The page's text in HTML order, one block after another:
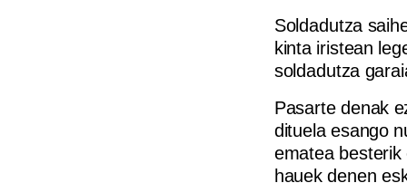
Soldadutza
kinta iristean
soldadutza
Pasarte denak
dituela esango
ematea
hauek denen